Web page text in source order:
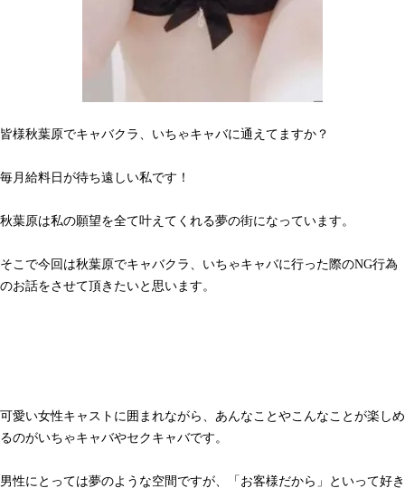
皆様秋葉原でキャバクラ、いちゃキャバに通えてますか？
毎月給料日が待ち遠しい私です！
秋葉原は私の願望を全て叶えてくれる夢の街になっています。
そこで今回は秋葉原でキャバクラ、いちゃキャバに行った際のNG行為
のお話をさせて頂きたいと思います。
可愛い女性キャストに囲まれながら、あんなことやこんなことが楽しめ
るのがいちゃキャバやセクキャバです。
男性にとっては夢のような空間ですが、「お客様だから」といって好き